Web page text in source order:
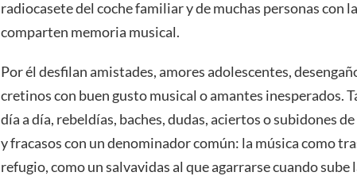
radiocasete del coche familiar y de muchas personas con
comparten memoria musical.
Por él desfilan amistades, amores adolescentes,
cretinos con buen gusto musical o amantes inesperados.
día a día, rebeldías, baches, dudas, aciertos o subidones
y fracasos con un denominador común: la música como
refugio, como un salvavidas al que agarrarse cuando sube